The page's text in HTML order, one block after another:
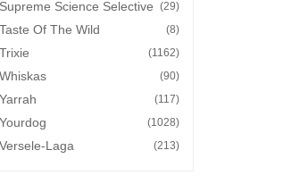
Supreme Science Selective (29)
Taste Of The Wild (8)
Trixie (1162)
Whiskas (90)
Yarrah (117)
Yourdog (1028)
Versele-Laga (213)